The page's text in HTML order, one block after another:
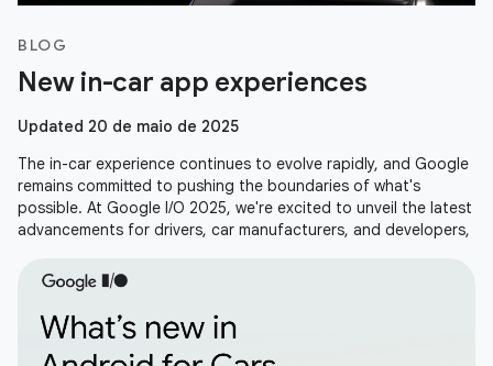
BLOG
New in-car app experiences
Updated 20 de maio de 2025
The in-car experience continues to evolve rapidly, and Google
remains committed to pushing the boundaries of what's
possible. At Google I/O 2025, we're excited to unveil the latest
advancements for drivers, car manufacturers, and developers,